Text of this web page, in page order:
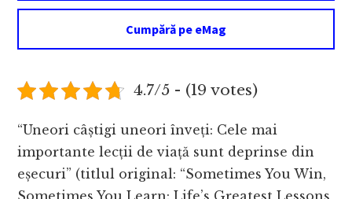
Cumpără pe eMag
4.7/5 - (19 votes)
“Uneori câștigi uneori înveți: Cele mai
importante lecții de viață sunt deprinse din
eșecuri” (titlul original: “Sometimes You Win,